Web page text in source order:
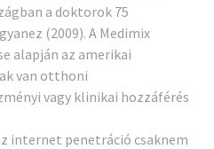
a doktorok 75
(2009). A Medimix
alapján az amerikai
van otthoni
vagy klinikai hozzáférés
internet penetráció csaknem